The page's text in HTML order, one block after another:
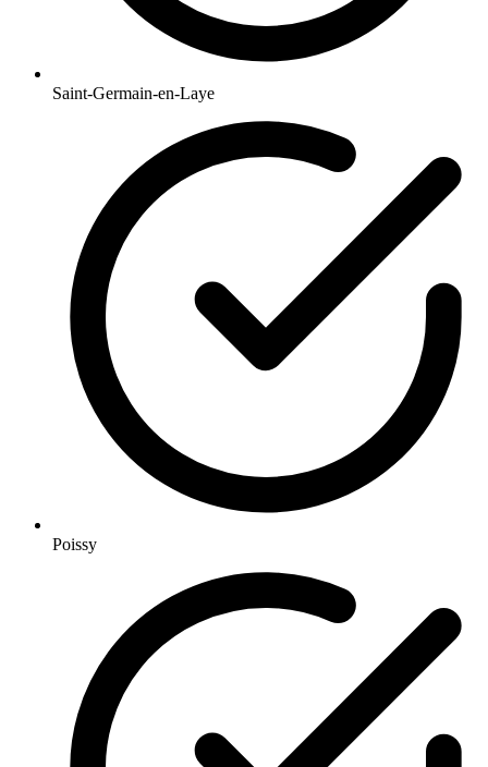
Saint-Germain-en-Laye
Poissy